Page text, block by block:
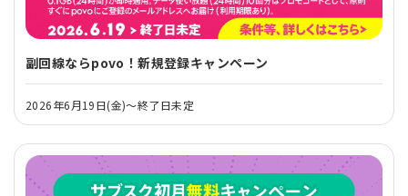
副回線ならpovo！新規登録キャンペーン
2026年6月19日(金)～終了日未定